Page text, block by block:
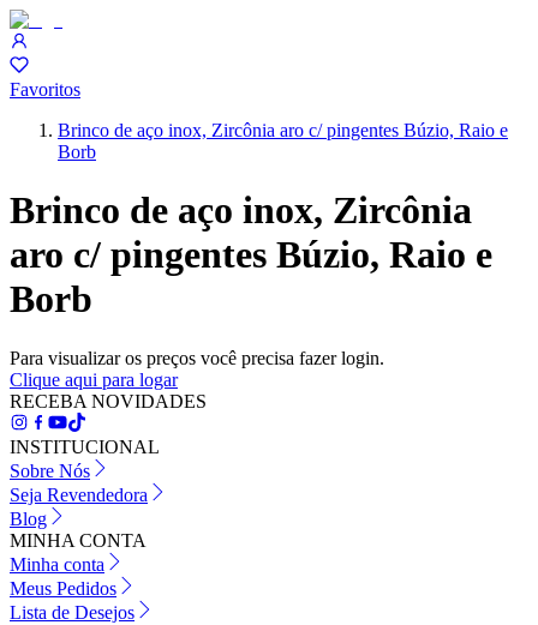
Favoritos
Brinco de aço inox, Zircônia aro c/ pingentes Búzio, Raio e
Borb
Brinco de aço inox, Zircônia
aro c/ pingentes Búzio, Raio e
Borb
Para visualizar os preços você precisa fazer login.
Clique aqui para logar
RECEBA NOVIDADES
INSTITUCIONAL
Sobre Nós
Seja Revendedora
Blog
MINHA CONTA
Minha conta
Meus Pedidos
Lista de Desejos